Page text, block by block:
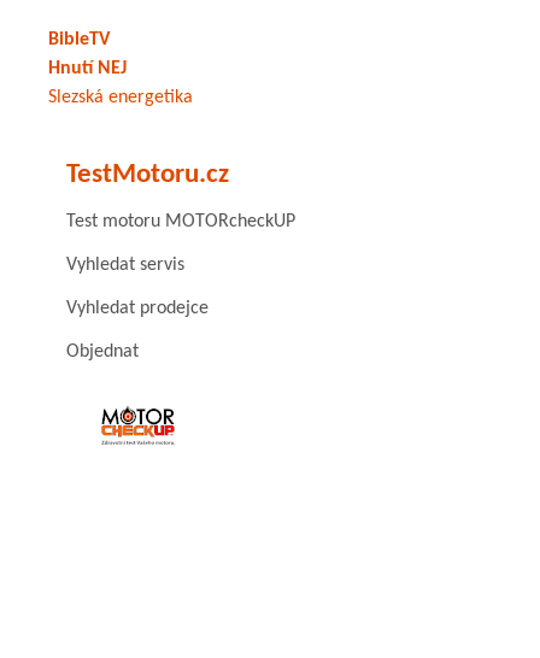
BibleTV
Hnutí NEJ
Slezská energetika
TestMotoru.cz
Test motoru MOTORcheckUP
Vyhledat servis
Vyhledat prodejce
Objednat